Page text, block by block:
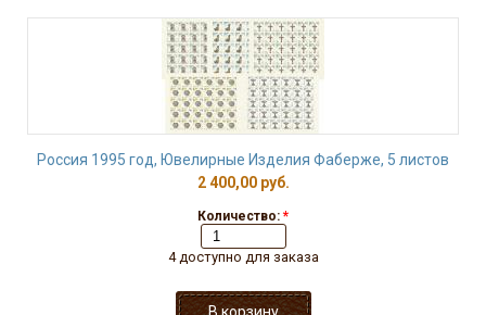
Россия 1995 год, Ювелирные Изделия Фаберже, 5 листов
2 400,00 руб.
Количество: *
4 доступно для заказа